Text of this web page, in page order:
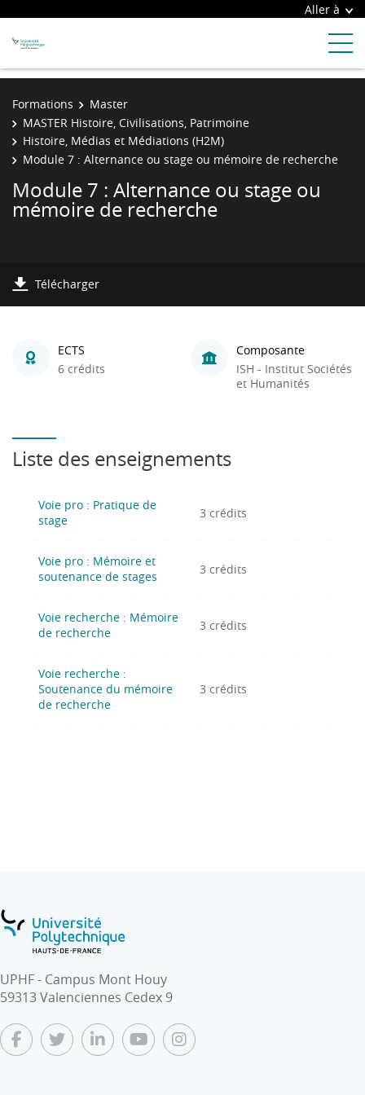
Aller à
Formations
Master
MASTER Histoire, Civilisations, Patrimoine
Histoire, Médias et Médiations (H2M)
Module 7 : Alternance ou stage ou mémoire de recherche
Module 7 : Alternance ou stage ou
mémoire de recherche
Télécharger
ECTS
6 crédits
Composante
ISH - Institut Sociétés
et Humanités
Liste des enseignements
Voie pro : Pratique de
stage
3 crédits
Voie pro : Mémoire et
soutenance de stages
3 crédits
Voie recherche : Mémoire
de recherche
3 crédits
Voie recherche :
Soutenance du mémoire
de recherche
3 crédits
UPHF - Campus Mont Houy
59313 Valenciennes Cedex 9